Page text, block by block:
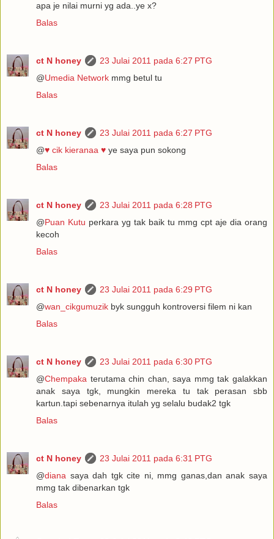
apa je nilai murni yg ada..ye x?
Balas
ct N honey
23 Julai 2011 pada 6:27 PTG
@Umedia Network mmg betul tu
Balas
ct N honey
23 Julai 2011 pada 6:27 PTG
@♥ cik kieranaa ♥ ye saya pun sokong
Balas
ct N honey
23 Julai 2011 pada 6:28 PTG
@Puan Kutu perkara yg tak baik tu mmg cpt aje dia orang
kecoh
Balas
ct N honey
23 Julai 2011 pada 6:29 PTG
@wan_cikgumuzik byk sungguh kontroversi filem ni kan
Balas
ct N honey
23 Julai 2011 pada 6:30 PTG
@Chempaka terutama chin chan, saya mmg tak galakkan
anak saya tgk, mungkin mereka tu tak perasan sbb
kartun.tapi sebenarnya itulah yg selalu budak2 tgk
Balas
ct N honey
23 Julai 2011 pada 6:31 PTG
@diana saya dah tgk cite ni, mmg ganas,dan anak saya
mmg tak dibenarkan tgk
Balas